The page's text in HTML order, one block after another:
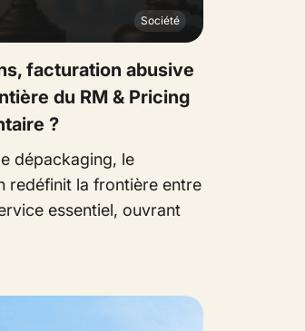
Société
facturation abusive
du RM & Pricing
?
dépackaging, le
redéfinit la frontière entre
essentiel, ouvrant